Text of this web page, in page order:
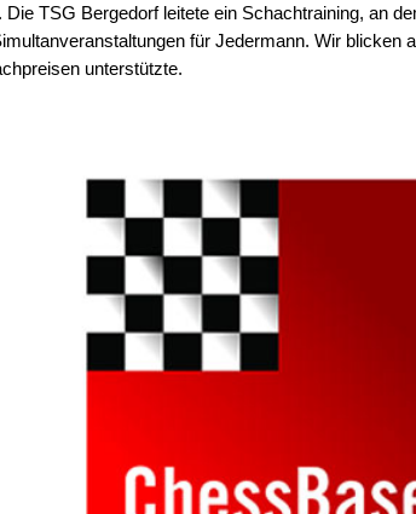
Die TSG Bergedorf leitete ein Schachtraining, an
für Jedermann. Wir
unterstützte.